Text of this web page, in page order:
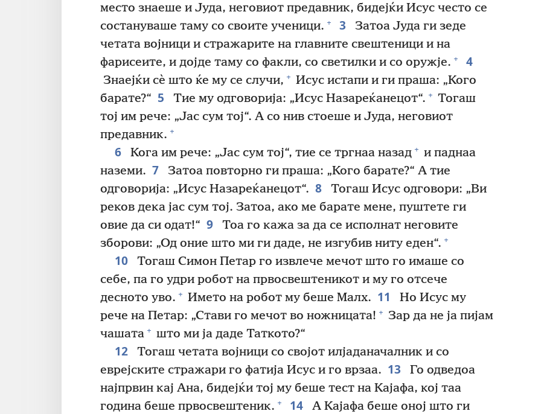
место знаеше и Јуда, неговиот предавник, бидејќи Исус често се
состануваше таму со своите ученици. + 3
Затоа Јуда ги зеде
четата војници и стражарите на главните свештеници и на
фарисеите, и дојде таму со факли, со светилки и со оружје. + 4
Знаејќи сѐ што ќе му се случи, + Исус истапи и ги праша: „Кого
барате?“ 5 Тие му одговорија: „Исус Назареќанецот“. + Тогаш
тој им рече: „Јас сум тој“. А со нив стоеше и Јуда, неговиот
предавник. +
6 Кога им рече: „Јас сум тој“, тие се тргнаа назад + и паднаа
наземи. 7
Затоа повторно ги праша: „Кого барате?“ А тие
одговорија: „Исус Назареќанецот“. 8
Тогаш Исус одговори: „Ви
реков дека јас сум тој. Затоа, ако ме барате мене, пуштете ги
овие да си одат!“ 9
Тоа го кажа за да се исполнат неговите
зборови: „Од оние што ми ги даде, не изгубив ниту еден“. +
10
Тогаш Симон Петар го извлече мечот што го имаше со
себе, па го удри робот на првосвештеникот и му го отсече
десното уво. + Името на робот му беше Малх. 11
Но Исус му
рече на Петар: „Стави го мечот во ножницата! + Зар да не ја пијам
чашата + што ми ја даде Таткото?“
12
Тогаш четата војници со својот илјаданачалник и со
еврејските стражари го фатија Исус и го врзаа. 13
Го одведоа
најпрвин кај Ана, бидејќи тој му беше тест на Кајафа, кој таа
година беше првосвештеник. + 14
А Кајафа беше оној што ги